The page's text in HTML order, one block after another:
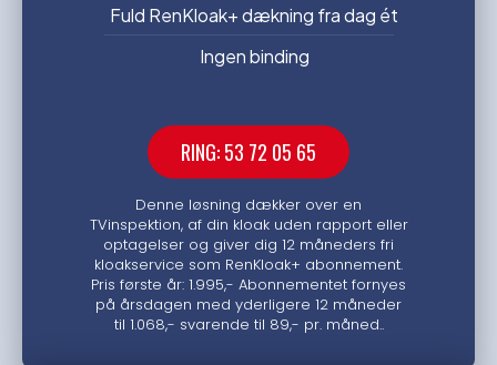
Fuld RenKloak+ dækning fra dag ét
Ingen binding
RING: 53 72 05 65
Denne løsning dækker over en
TVinspektion, af din kloak uden rapport eller
optagelser og giver dig 12 måneders fri
kloakservice som RenKloak+ abonnement.
Pris første år: 1.995,- Abonnementet fornyes
på årsdagen med yderligere 12 måneder
til 1.068,- svarende til 89,- pr. måned..